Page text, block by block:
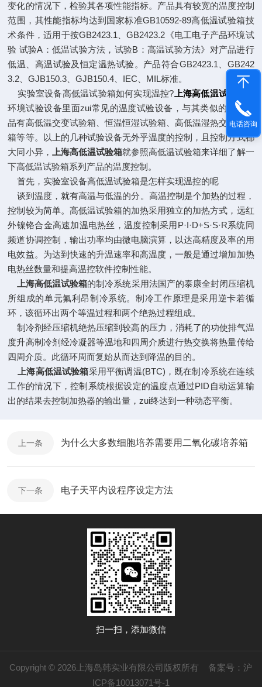
变化的情况下，检验其各项性能指标。产品具有较宽的温度控制
范围，其性能指标均达到国家标准GB10592-89高低温试验箱技
术条件，适用于按GB2423.1、GB2423.2《电工电子产品环境试
验 试验A：低温试验方法，试验B：高温试验方法》对产品进行
低温、高温试验及恒定温热试验。产品符合GB2423.1、GB242
3.2、GJB150.3、GJB150.4、IEC、MIL标准。
实验室设备高低温试验箱如何实现温控? 上海高低温试验箱
环境试验设备里面zui常见的温度试验设备，与其类似的相关产
品有高低温交变试验箱、恒温恒湿试验箱、高低温湿热交变试验
箱等等。以上的几种试验设备无外乎温度的控制，且控制方式都
大同小异，
上海高低温试验箱就参照高低温试验箱来详细了解一
下高低温试验箱系列产品的温度控制。
首先，实验室设备高低温试验箱是怎样实现温控的呢
谈到温度，就有高温与低温的分。高温控制是个加热的过程，
控制较为简单。高低温试验箱的加热采用独立的加热方式，远红
外镍铬合金高速加温电热丝，温度控制采用P·I·D+S·S·R系统同
频道协调控制，输出功率均由微电脑演算，以达高精度及率的用
电效益。为达到快速的升温速率和高温度，一般是通过增加加热
电热丝数量和提高温控软件控制性能。
上海高低温试验箱的制冷系统采用法国产的泰康全封闭压缩机
所组成的单元氟利昂制冷系统。制冷工作原理是采用逆卡若循
环，该循环出两个等温过程和两个绝热过程组成。
制冷剂经压缩机绝热压缩到较高的压力，消耗了的功使排气温
度升高制冷剂经冷凝器等温地和四周介质进行热交换将热量传给
四周介质。此循环周而复始从而达到降温的目的。
上海高低温试验箱采用平衡调温(BTC)，既在制冷系统在连续
工作的情况下，控制系统根据设定的温度点通过PID自动运算输
出的结果去控制加热器的输出量，zui终达到一种动态平衡。
上一条 为什么大多数细胞培养需要用二氧化碳培养箱
下一条 电子天平内设程序设定方法
扫一扫，添加微信
Copyright © 2026上海岛韩实业有限公司版权所有 备案号：沪
ICP备10013071号-1
电话咨询